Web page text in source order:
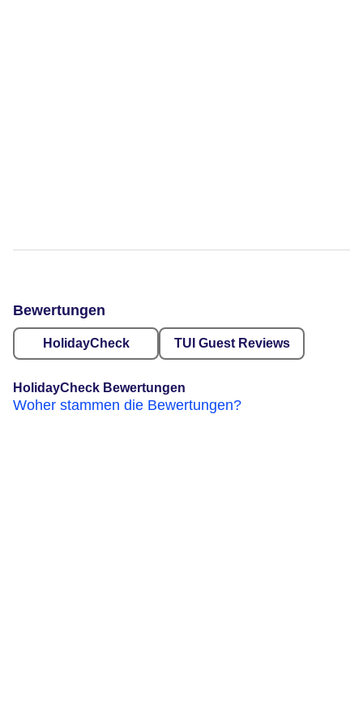
Bewertungen
HolidayCheck TUI Guest Reviews
HolidayCheck Bewertungen
Woher stammen die Bewertungen?